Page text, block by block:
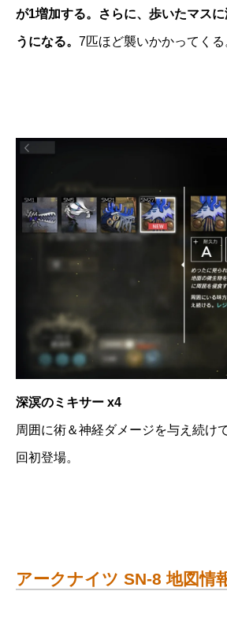
が1増加する。さらに、歩いたマス
うになる。 7匹ほど襲いかかってくる
深溟のミキサー x4
周囲に術＆神経ダメージを与え続け
回初登場。
アークナイツ SN-8 地図情